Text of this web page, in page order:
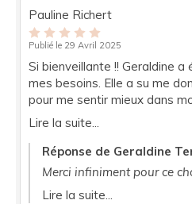
Pauline Richert
Publié le 29 Avril 2025
Si bienveillante !! Geraldine
mes besoins. Elle a su me
pour me sentir mieux dans
rééquilibrage alimentaire
Lire la suite...
Réponse de Geraldine
Merci infiniment pour ce
Lire la suite...